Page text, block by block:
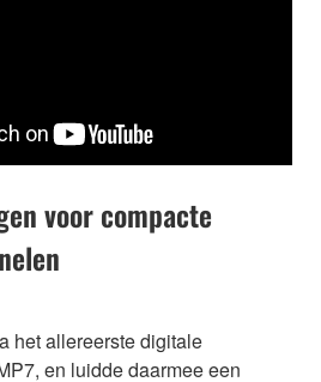
voor compacte
het allereerste digitale
en luidde daarmee een